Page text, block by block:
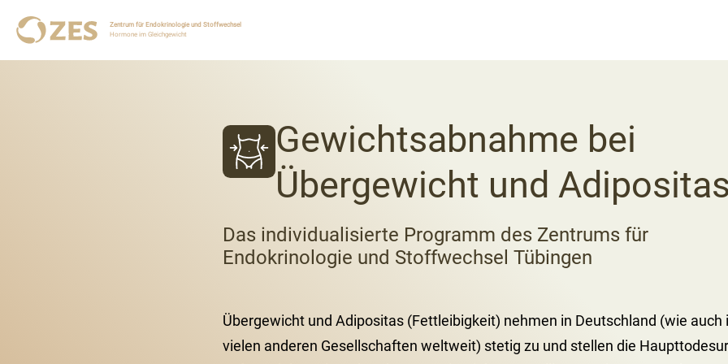
Zentrum für Endokrinologie und Stoffwechsel
Hormone im Gleichgewicht
Gewichtsabnahme bei
Übergewicht und Adipositas
Das individualisierte Programm des Zentrums für
Endokrinologie und Stoffwechsel Tübingen
Übergewicht und Adipositas (Fettleibigkeit) nehmen in Deutschland (wie auch
vielen anderen Gesellschaften weltweit) stetig zu und stellen die